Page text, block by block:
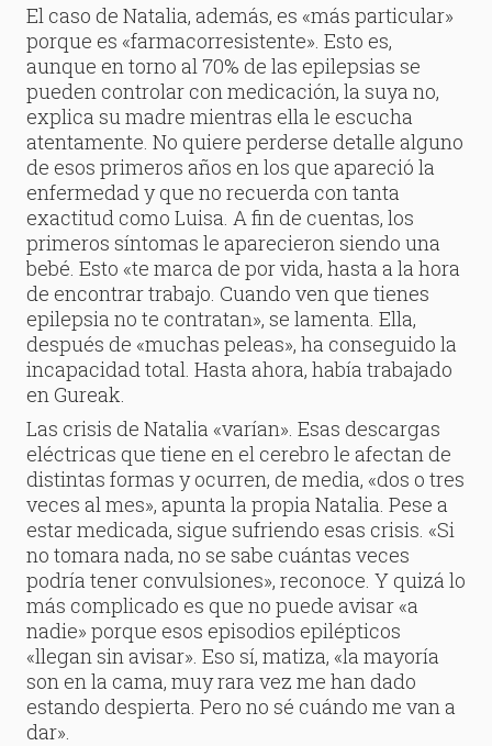
El caso de Natalia, además, es «más particular»
porque es «farmacorresistente». Esto es,
aunque en torno al 70% de las epilepsias se
pueden controlar con medicación, la suya no,
explica su madre mientras ella le escucha
atentamente. No quiere perderse detalle alguno
de esos primeros años en los que apareció la
enfermedad y que no recuerda con tanta
exactitud como Luisa. A fin de cuentas, los
primeros síntomas le aparecieron siendo una
bebé. Esto «te marca de por vida, hasta a la hora
de encontrar trabajo. Cuando ven que tienes
epilepsia no te contratan», se lamenta. Ella,
después de «muchas peleas», ha conseguido la
incapacidad total. Hasta ahora, había trabajado
en Gureak.
Las crisis de Natalia «varían». Esas descargas
eléctricas que tiene en el cerebro le afectan de
distintas formas y ocurren, de media, «dos o tres
veces al mes», apunta la propia Natalia. Pese a
estar medicada, sigue sufriendo esas crisis. «Si
no tomara nada, no se sabe cuántas veces
podría tener convulsiones», reconoce. Y quizá lo
más complicado es que no puede avisar «a
nadie» porque esos episodios epilépticos
«llegan sin avisar». Eso sí, matiza, «la mayoría
son en la cama, muy rara vez me han dado
estando despierta. Pero no sé cuándo me van a
dar».